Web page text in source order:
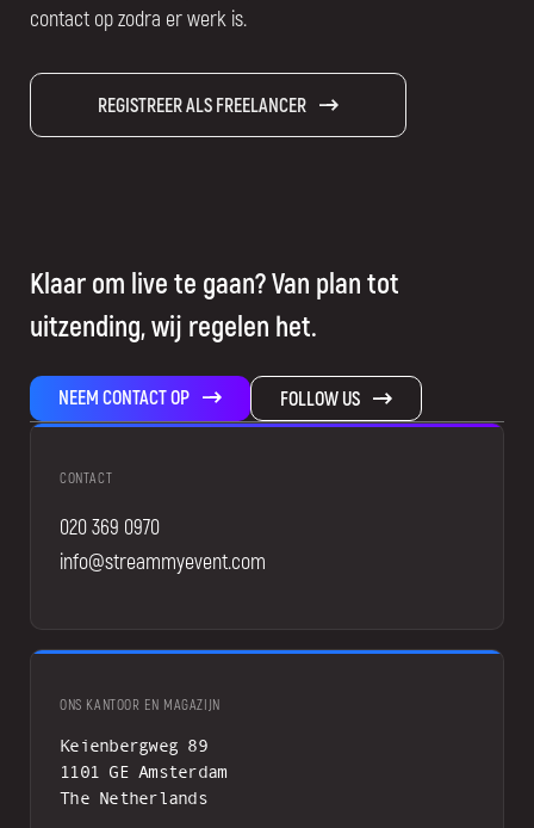
contact op zodra er werk is.
REGISTREER ALS FREELANCER
Klaar om live te gaan? Van plan tot
uitzending, wij regelen het.
NEEM CONTACT OP FOLLOW US
CONTACT
020 369 0970
info@streammyevent.com
ONS KANTOOR EN MAGAZIJN
Keienbergweg 89
1101 GE Amsterdam
The Netherlands